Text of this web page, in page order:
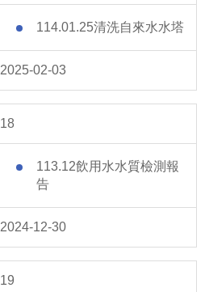
114.01.25清洗自來水水塔
2025-02-03
18
113.12飲用水水質檢測報
告
2024-12-30
19